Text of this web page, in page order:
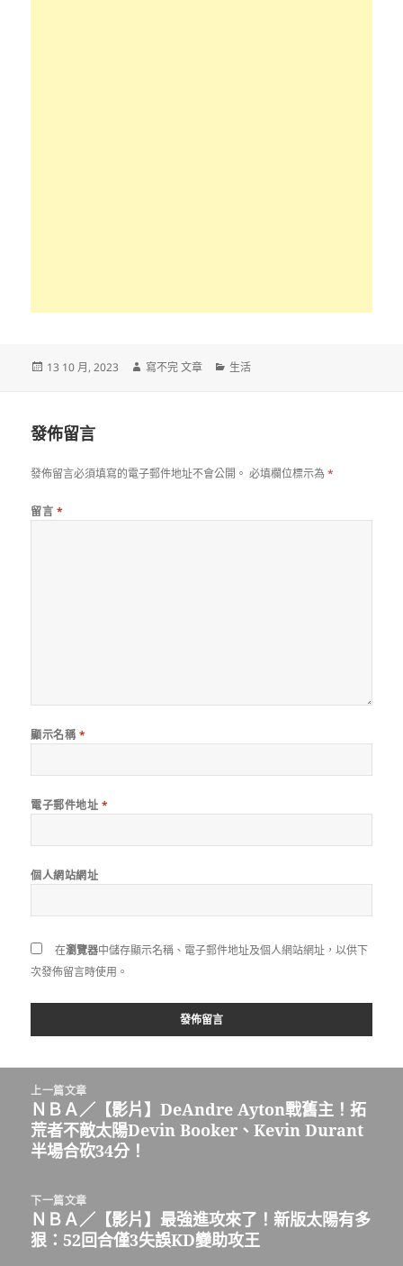
發
13 10 月, 2023
作
寫不完 文章
分
生活
發佈留言
發佈留言必須填寫的電子郵件地址不會公開。 必填欄位標示為*
留言 *
顯示名稱 *
電子郵件地址 *
個人網站網址
在瀏覽器中儲存顯示名稱、電子郵件地址及個人網站網址，以供下
次發佈留言時使用。
上一篇文章
上
一
篇
章:
ＮＢＡ／【影片】DeAndre Ayton戰舊主！拓
荒者不敵太陽Devin Booker、Kevin Durant
半場合砍34分！
下一篇文章
下
一
ＮＢＡ／【影片】最強進攻來了！新版太陽有多
狠：52回合僅3失誤KD變助攻王